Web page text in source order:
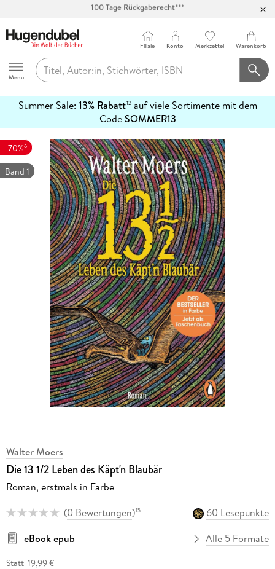
Abholung in über 100 Filialen
Hugendubel
Menu
Filiale Konto Merkzettel Warenkorb
Summer Sale: 13% Rabatt12auf viele Sortimente mit dem
CodeSOMMER13
erfahren
-70%6
Band 1
Walter Moers
Die 13 1/2 Leben des Käpt'n Blaubär
Roman, erstmals in Farbe
(0 Bewertungen)15
60 Lesepunkte
eBook epub
Alle 5 Formate
Statt 19,99 €